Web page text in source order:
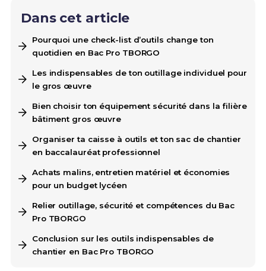
Dans cet article
Pourquoi une check-list d’outils change ton
quotidien en Bac Pro TBORGO
Les indispensables de ton outillage individuel pour
le gros œuvre
Bien choisir ton équipement sécurité dans la filière
bâtiment gros œuvre
Organiser ta caisse à outils et ton sac de chantier
en baccalauréat professionnel
Achats malins, entretien matériel et économies
pour un budget lycéen
Relier outillage, sécurité et compétences du Bac
Pro TBORGO
Conclusion sur les outils indispensables de
chantier en Bac Pro TBORGO